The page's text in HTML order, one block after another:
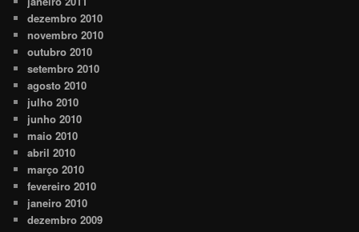
dezembro 2010
novembro 2010
outubro 2010
setembro 2010
agosto 2010
julho 2010
junho 2010
maio 2010
abril 2010
março 2010
fevereiro 2010
janeiro 2010
dezembro 2009